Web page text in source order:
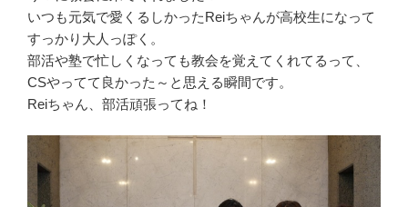
いつも元気で愛くるしかったReiちゃんが高校生になって
すっかり大人っぽく。
部活や塾で忙しくなっても教会を覚えてくれてるって、
CSやってて良かった～と思える瞬間です。
Reiちゃん、部活頑張ってね！